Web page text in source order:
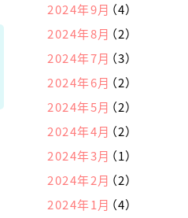
2024年9月 （4）
2024年8月 （2）
2024年7月 （3）
2024年6月 （2）
2024年5月 （2）
2024年4月 （2）
2024年3月 （1）
2024年2月 （2）
2024年1月 （4）